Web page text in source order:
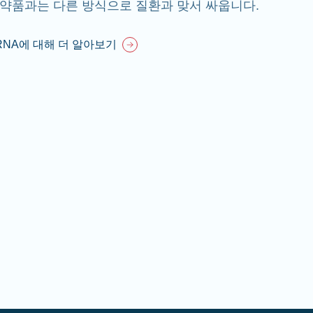
품과는 다른 방식으로 질환과 맞서 싸웁니다.
에 대해 더 알아보기